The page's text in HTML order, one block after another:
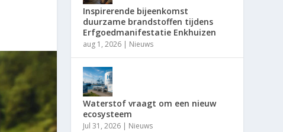
Inspirerende bijeenkomst
duurzame brandstoffen tijdens
Erfgoedmanifestatie Enkhuizen
aug 1, 2026 | Nieuws
Waterstof vraagt om een nieuw
ecosysteem
Jul 31, 2026 | Nieuws